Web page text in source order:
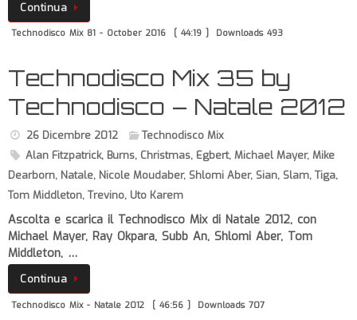
Continua
Technodisco Mix 81 - October 2016 [ 44:19 ] Downloads 493
Technodisco Mix 35 by
Technodisco – Natale 2012
26 Dicembre 2012
Technodisco Mix
Alan Fitzpatrick, Burns, Christmas, Egbert, Michael Mayer, Mike
Dearborn, Natale, Nicole Moudaber, Shlomi Aber, Sian, Slam, Tiga,
Tom Middleton, Trevino, Uto Karem
Ascolta e scarica il Technodisco Mix di Natale 2012, con
Michael Mayer, Ray Okpara, Subb An, Shlomi Aber, Tom
Middleton, …
Continua
Technodisco Mix - Natale 2012 [ 46:56 ] Downloads 707